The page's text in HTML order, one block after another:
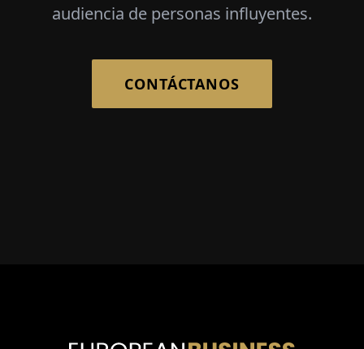
audiencia de personas influyentes.
CONTÁCTANOS